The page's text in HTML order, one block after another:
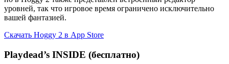
уровней, так что игровое время ограничено исключительно
вашей фантазией.
Скачать Hoggy 2 в App Store
Playdead’s INSIDE (бесплатно)